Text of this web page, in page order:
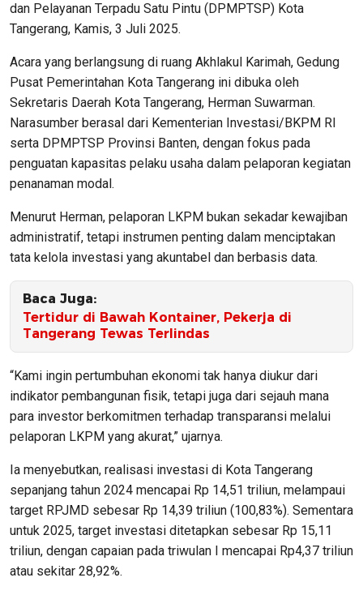
dan Pelayanan Terpadu Satu Pintu (DPMPTSP) Kota
Tangerang, Kamis, 3 Juli 2025.
Acara yang berlangsung di ruang Akhlakul Karimah, Gedung
Pusat Pemerintahan Kota Tangerang ini dibuka oleh
Sekretaris Daerah Kota Tangerang, Herman Suwarman.
Narasumber berasal dari Kementerian Investasi/BKPM RI
serta DPMPTSP Provinsi Banten, dengan fokus pada
penguatan kapasitas pelaku usaha dalam pelaporan kegiatan
penanaman modal.
Menurut Herman, pelaporan LKPM bukan sekadar kewajiban
administratif, tetapi instrumen penting dalam menciptakan
tata kelola investasi yang akuntabel dan berbasis data.
Baca Juga:
Tertidur di Bawah Kontainer, Pekerja di
Tangerang Tewas Terlindas
“Kami ingin pertumbuhan ekonomi tak hanya diukur dari
indikator pembangunan fisik, tetapi juga dari sejauh mana
para investor berkomitmen terhadap transparansi melalui
pelaporan LKPM yang akurat,” ujarnya.
Ia menyebutkan, realisasi investasi di Kota Tangerang
sepanjang tahun 2024 mencapai Rp 14,51 triliun, melampaui
target RPJMD sebesar Rp 14,39 triliun (100,83%). Sementara
untuk 2025, target investasi ditetapkan sebesar Rp 15,11
triliun, dengan capaian pada triwulan I mencapai Rp4,37 triliun
atau sekitar 28,92%.